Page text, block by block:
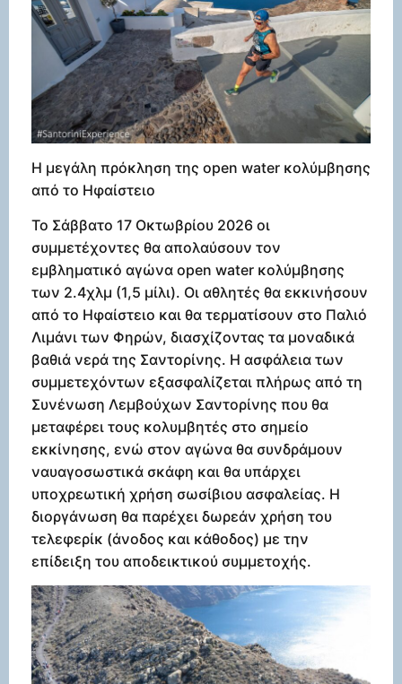
Η μεγάλη πρόκληση της open water κολύμβησης
από το Ηφαίστειο
Το Σάββατο 17 Οκτωβρίου 2026 οι
συμμετέχοντες θα απολαύσουν τον
εμβληματικό αγώνα open water κολύμβησης
των 2.4χλμ (1,5 μίλι). Οι αθλητές θα εκκινήσουν
από το Ηφαίστειο και θα τερματίσουν στο Παλιό
Λιμάνι των Φηρών, διασχίζοντας τα μοναδικά
βαθιά νερά της Σαντορίνης. Η ασφάλεια των
συμμετεχόντων εξασφαλίζεται πλήρως από τη
Συνένωση Λεμβούχων Σαντορίνης που θα
μεταφέρει τους κολυμβητές στο σημείο
εκκίνησης, ενώ στον αγώνα θα συνδράμουν
ναυαγοσωστικά σκάφη και θα υπάρχει
υποχρεωτική χρήση σωσίβιου ασφαλείας. Η
διοργάνωση θα παρέχει δωρεάν χρήση του
τελεφερίκ (άνοδος και κάθοδος) με την
επίδειξη του αποδεικτικού συμμετοχής.